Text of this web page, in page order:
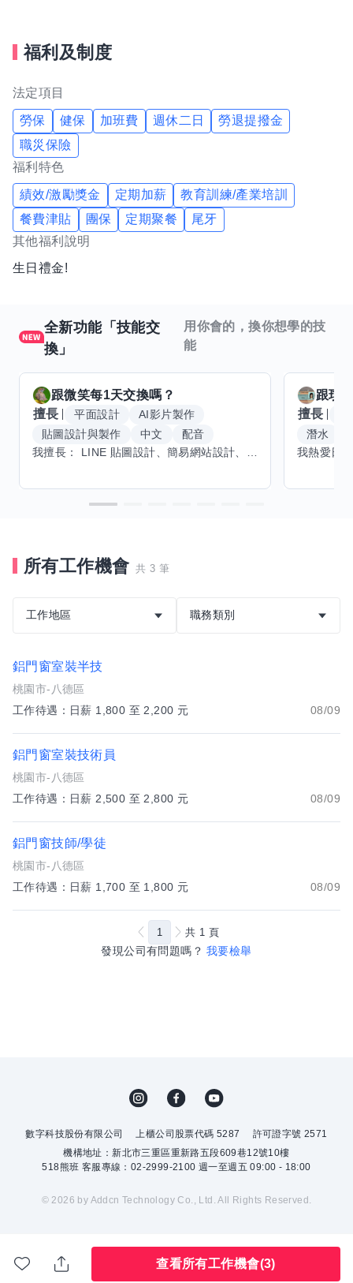
福利及制度
法定項目
勞保 健保 加班費 週休二日
勞退提撥金
職災保險
福利特色
績效/激勵獎金 定期加薪
教育訓練/產業培訓
餐費津貼
團保 定期聚餐
尾牙
其他福利說明
生日禮金!
全新功能「技能交
換」
用你會的，換你想學的技
能
跟微笑每1天交換嗎？
擅長
平面設計
AI影片製作
貼圖設計與製作
中文
配音
跟玟
擅長
潛水
所有工作機會 共 3 筆
工作地區 職務類別
鋁門窗室裝半技
桃園市-八德區
工作待遇：日薪 1,800 至 2,200 元
08/09
鋁門窗室裝技術員
桃園市-八德區
工作待遇：日薪 2,500 至 2,800 元
08/09
鋁門窗技師/學徒
桃園市-八德區
工作待遇：日薪 1,700 至 1,800 元
08/09
發現公司有問題嗎？ 我要檢舉
1 共 1 頁
查看所有工作機會(3)
數字科技股份有限公司 上櫃公司股票代碼 5287
許可證字號 2571
機構地址：新北市三重區重新路五段609巷12號10樓
518熊班 客服專線：02-2999-2100 週一至週五 09:00 - 18:00
© 2026 by Addcn Technology Co., Ltd. All Rights Reserved.